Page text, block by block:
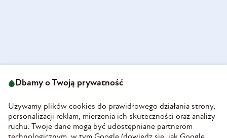
58-160 Świebodzice
REGON 890213034
INFORMACJE
Dbamy o Twoją prywatność
Używamy plików cookies do prawidłowego działania strony,
personalizacji reklam, mierzenia ich skuteczności oraz analizy
ruchu. Twoje dane mogą być udostępniane partnerom